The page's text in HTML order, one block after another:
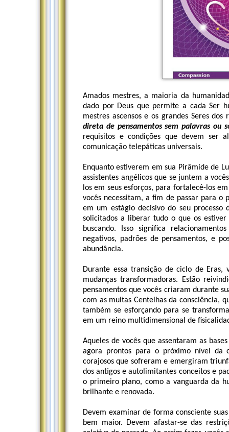
Amados mestres, a maioria da
dado por Deus que permite a cada Ser
mestres ascensos e os grandes Seres
direta de pensamentos sem palavras ou
requisitos e condições que devem ser
comunicação telepáticas universais.
Enquanto estiverem em sua Pirâmide de
assistentes angélicos que se juntem a
los em seus esforços, para fortalecê-los
vocês necessitam, a fim de passar para o
em um estágio decisivo do seu
solicitados a liberar tudo o que os
buscando. Isso significa
negativos, padrões de pensamentos, e
abundância.
Durante essa transição de ciclo de Eras,
mudanças transformadoras. Estão
pensamentos que vocês criaram durante
com as muitas Centelhas da consciência,
também se esforçando para se
em um reino multidimensional de
Aqueles de vocês que assentaram as
agora prontos para o próximo nível da
corajosos que sofreram e emergiram
dos antigos e autolimitantes conceitos e
o primeiro plano, como a vanguarda da
brilhante e renovada.
Devem examinar de forma consciente
bem maior. Devem afastar-se das